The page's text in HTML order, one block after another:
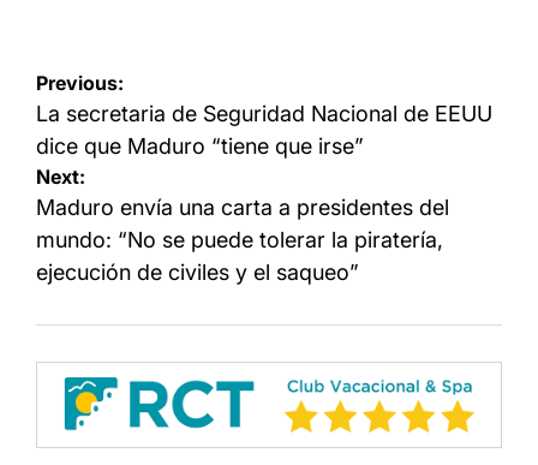
Navegación
de
entradas
Previous:
La secretaria de Seguridad Nacional de EEUU
dice que Maduro “tiene que irse”
Next:
Maduro envía una carta a presidentes del
mundo: “No se puede tolerar la piratería,
ejecución de civiles y el saqueo”